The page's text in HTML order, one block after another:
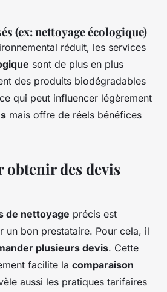
(ex: nettoyage écologique)
réduit, les services
sont de plus en plus
des produits biodégradables
qui peut influencer légèrement
mais offre de réels bénéfices
obtenir des devis
de nettoyage précis est
un bon prestataire. Pour cela, il
plusieurs devis. Cette
facilite la comparaison
aussi les pratiques tarifaires